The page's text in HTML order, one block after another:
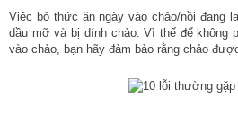
Việc bỏ thức ăn ngày vào chảo/nồi đang
dầu mỡ và bị dính chảo. Vì thế để không
vào chảo, bạn hãy đảm bảo rằng chảo